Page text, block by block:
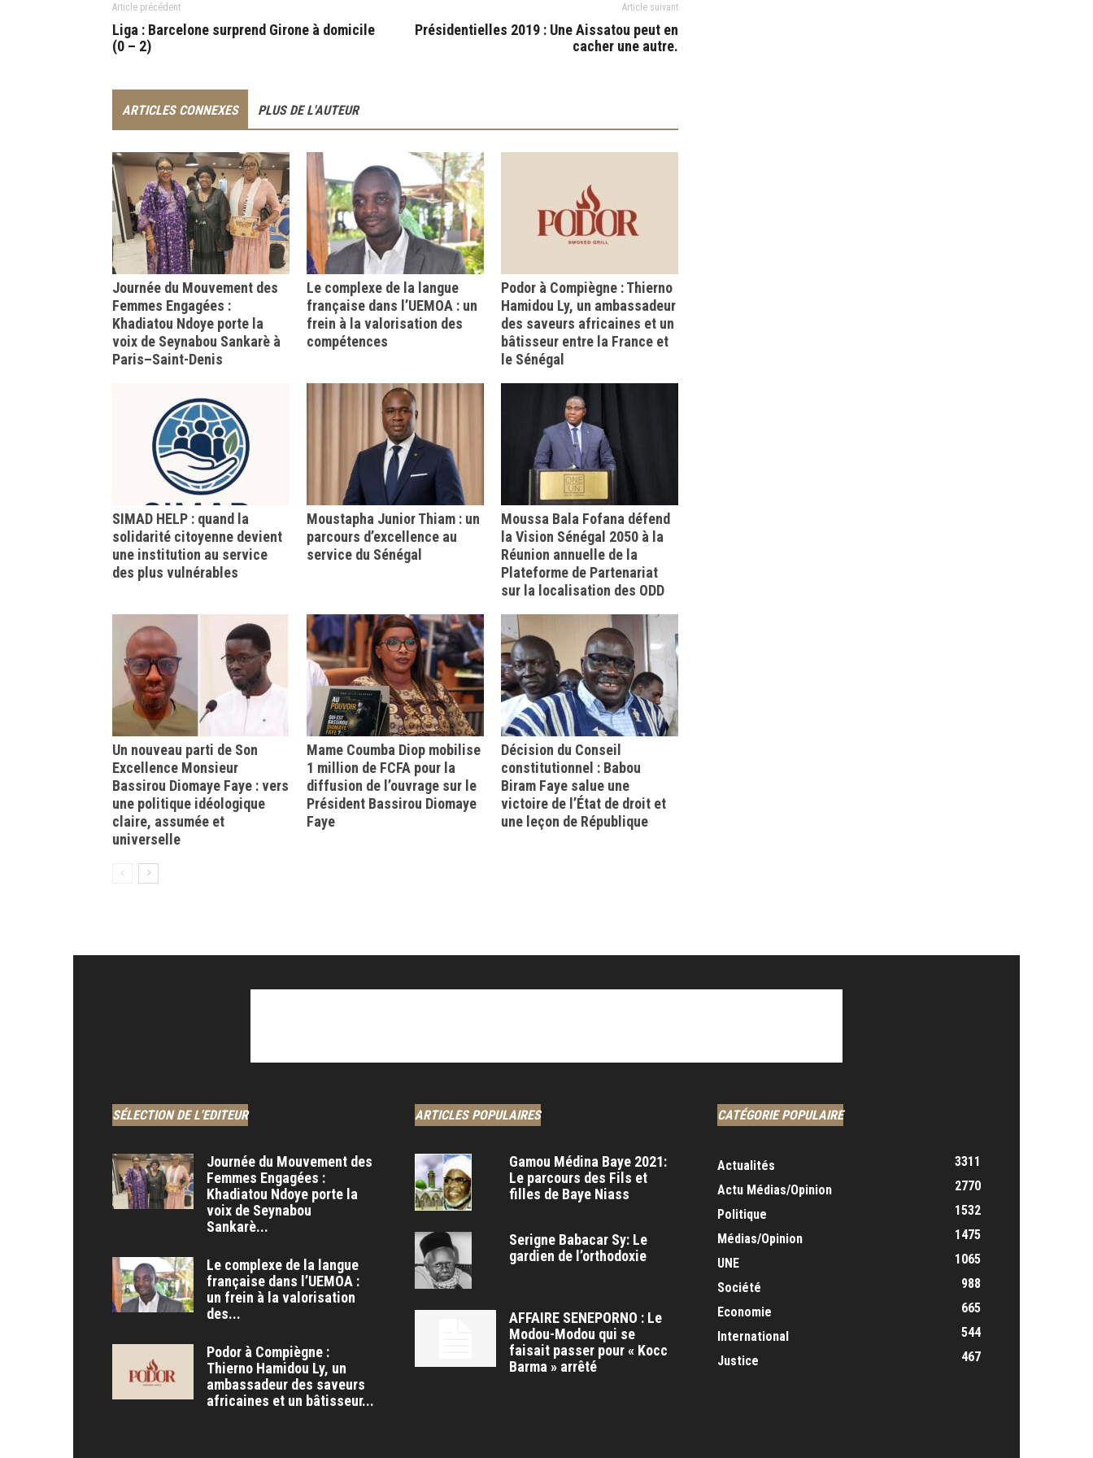
Article précédent
Liga : Barcelone surprend Girone à domicile
(0 – 2)
Article suivant
Présidentielles 2019 : Une Aissatou peut en
cacher une autre.
ARTICLES CONNEXES PLUS DE L'AUTEUR
Journée du Mouvement des
Femmes Engagées :
Khadiatou Ndoye porte la
voix de Seynabou Sankarè à
Paris–Saint-Denis
Le complexe de la langue
française dans l’UEMOA : un
frein à la valorisation des
compétences
Podor à Compiègne : Thierno
Hamidou Ly, un ambassadeur
des saveurs africaines et un
bâtisseur entre la France et
le Sénégal
SIMAD HELP : quand la
solidarité citoyenne devient
une institution au service
des plus vulnérables
Moustapha Junior Thiam : un
parcours d’excellence au
service du Sénégal
Moussa Bala Fofana défend
la Vision Sénégal 2050 à la
Réunion annuelle de la
Plateforme de Partenariat
sur la localisation des ODD
Un nouveau parti de Son
Excellence Monsieur
Bassirou Diomaye Faye : vers
une politique idéologique
claire, assumée et
universelle
Mame Coumba Diop mobilise
1 million de FCFA pour la
diffusion de l’ouvrage sur le
Président Bassirou Diomaye
Faye
Décision du Conseil
constitutionnel : Babou
Biram Faye salue une
victoire de l’État de droit et
une leçon de République
SÉLECTION DE L'EDITEUR
Journée du Mouvement des
Femmes Engagées :
Khadiatou Ndoye porte la
voix de Seynabou
Sankarè...
Le complexe de la langue
française dans l’UEMOA :
un frein à la valorisation
des...
Podor à Compiègne :
Thierno Hamidou Ly, un
ambassadeur des saveurs
africaines et un bâtisseur...
ARTICLES POPULAIRES
Gamou Médina Baye 2021:
Le parcours des Fils et
filles de Baye Niass
Serigne Babacar Sy: Le
gardien de l’orthodoxie
AFFAIRE SENEPORNO : Le
Modou-Modou qui se
faisait passer pour « Kocc
Barma » arrêté
CATÉGORIE POPULAIRE
Actualités
3311
Actu Médias/Opinion
2770
Politique
1532
Médias/Opinion
1475
UNE
1065
Société
988
Economie
665
International
544
Justice
467